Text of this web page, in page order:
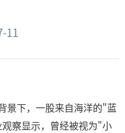
11
景下，一股来自海洋的"蓝
察显示，曾经被视为"小